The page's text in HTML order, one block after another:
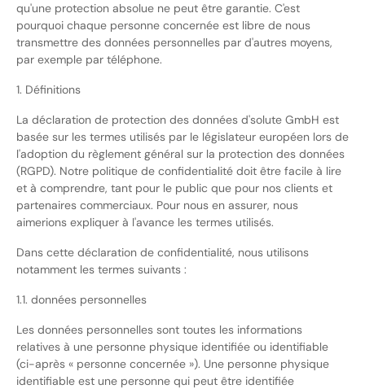
qu'une protection absolue ne peut être garantie. C'est
pourquoi chaque personne concernée est libre de nous
transmettre des données personnelles par d'autres moyens,
par exemple par téléphone.
1. Définitions
La déclaration de protection des données d'solute GmbH est
basée sur les termes utilisés par le législateur européen lors de
l'adoption du règlement général sur la protection des données
(RGPD). Notre politique de confidentialité doit être facile à lire
et à comprendre, tant pour le public que pour nos clients et
partenaires commerciaux. Pour nous en assurer, nous
aimerions expliquer à l'avance les termes utilisés.
Dans cette déclaration de confidentialité, nous utilisons
notamment les termes suivants :
1.1. données personnelles
Les données personnelles sont toutes les informations
relatives à une personne physique identifiée ou identifiable
(ci-après « personne concernée »). Une personne physique
identifiable est une personne qui peut être identifiée